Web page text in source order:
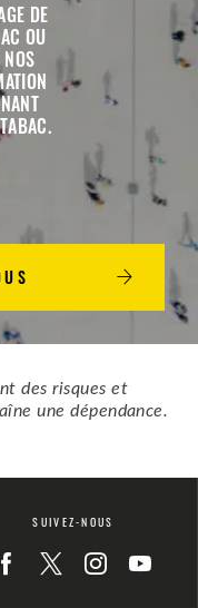
DE
OU
des risques et
une dépendance.
SUIVEZ-NOUS